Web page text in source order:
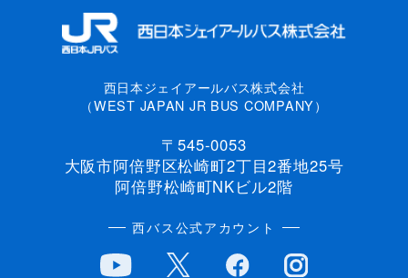
西日本ジェイアールバス株式会社
（WEST JAPAN JR BUS COMPANY）
〒545-0053
大阪市阿倍野区松崎町2丁目2番地25号
阿倍野松崎町NKビル2階
西バス公式アカウント